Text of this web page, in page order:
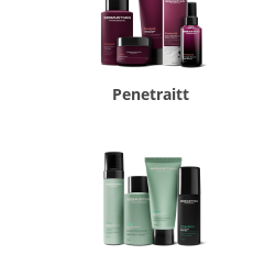
Penetraitt